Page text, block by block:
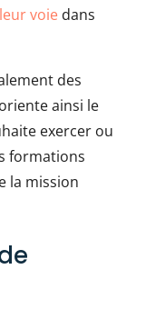
voiedans
des
ainsi le
exercer ou
formations
la mission